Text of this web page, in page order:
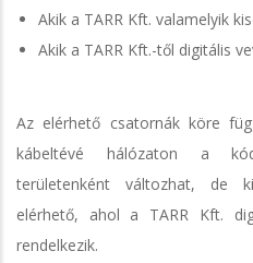
Akik a TARR Kft. valamelyik
Akik a TARR Kft.-től digitális
Az elérhető csatornák köre
kábeltévé hálózaton a
területenként változhat, de
elérhető, ahol a TARR Kft.
rendelkezik.